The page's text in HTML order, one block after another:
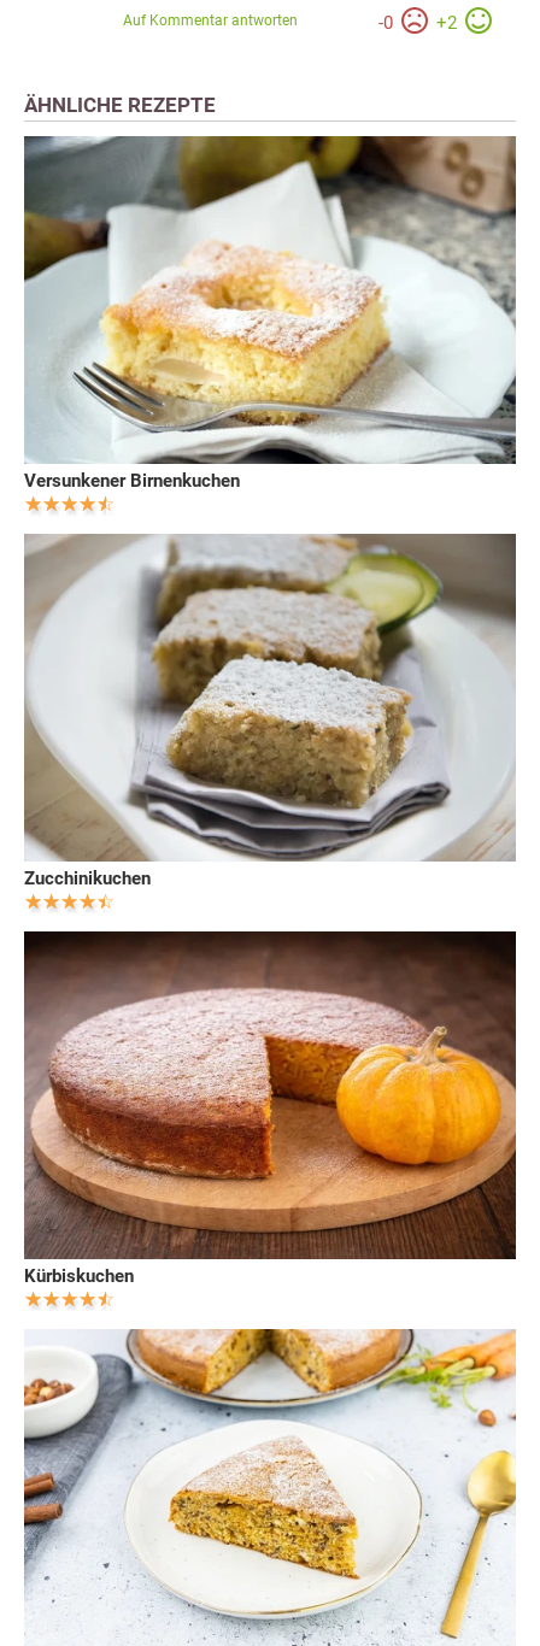
-0 +2
Auf Kommentar antworten
ÄHNLICHE REZEPTE
Versunkener Birnenkuchen
Zucchinikuchen
Kürbiskuchen